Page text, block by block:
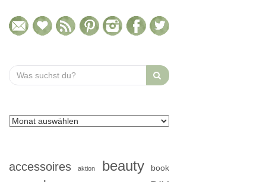
Search
for:
accessoires aktion beauty book